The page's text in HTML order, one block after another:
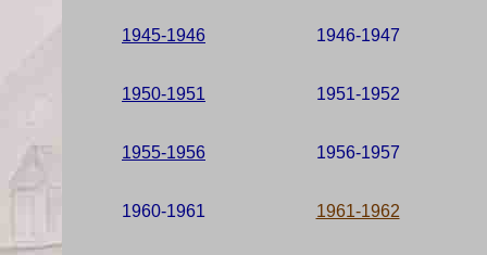
1945-1946 1946-1947
1950-1951 1951-1952
1955-1956 1956-1957
1960-1961 1961-1962